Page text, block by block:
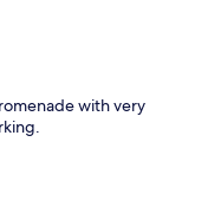
with very